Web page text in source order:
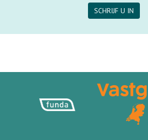
SCHRIJF U IN